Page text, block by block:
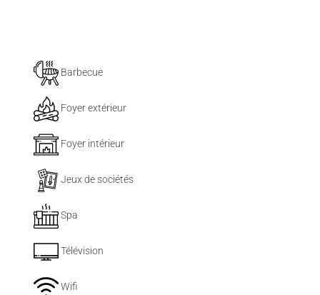
Barbecue
Foyer extérieur
Foyer intérieur
Jeux de sociétés
Spa
Télévision
Wifi